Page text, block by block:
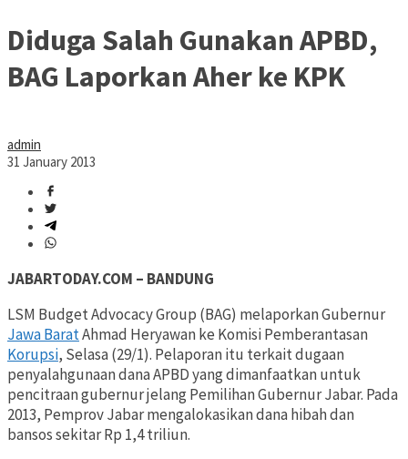
Diduga Salah Gunakan APBD,
BAG Laporkan Aher ke KPK
admin
31 January 2013
JABARTODAY.COM – BANDUNG
LSM Budget Advocacy Group (BAG) melaporkan Gubernur
Jawa BaratAhmad Heryawan ke Komisi Pemberantasan
Korupsi, Selasa (29/1). Pelaporan itu terkait dugaan
penyalahgunaan dana APBD yang dimanfaatkan untuk
pencitraan gubernur jelang Pemilihan Gubernur Jabar. Pada
2013, Pemprov Jabar mengalokasikan dana hibah dan
bansos sekitar Rp 1,4 triliun.